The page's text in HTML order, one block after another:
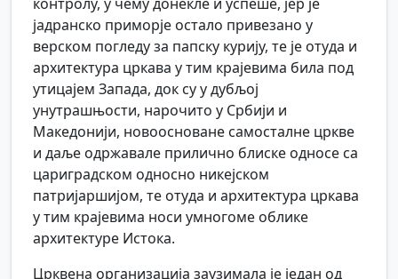
јадранско приморје остало привезано у
верском погледу за папску курију, те је отуда и
архитектура цркава у тим крајевима била под
утицајем Запада, док су у дубљој
унутрашњости, нарочито у Србији и
Македонији, новоосноване самосталне цркве
и даље одржавале прилично блиске односе са
цариградском односно никејском
патријаршијом, те отуда и архитектура цркава
у тим крајевима носи умногоме облике
архитектуре Истока.
Црквена организација заузимала је један од